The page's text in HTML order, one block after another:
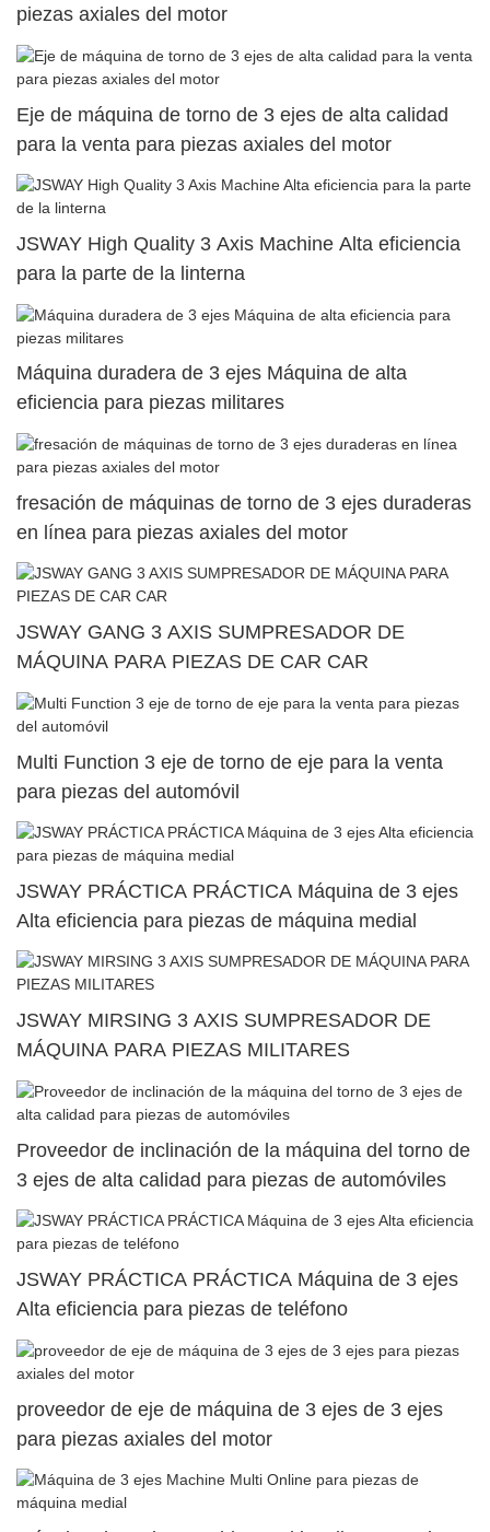
piezas axiales del motor
Eje de máquina de torno de 3 ejes de alta calidad
para la venta para piezas axiales del motor
JSWAY High Quality 3 Axis Machine Alta eficiencia
para la parte de la linterna
Máquina duradera de 3 ejes Máquina de alta
eficiencia para piezas militares
fresación de máquinas de torno de 3 ejes duraderas
en línea para piezas axiales del motor
JSWAY GANG 3 AXIS SUMPRESADOR DE
MÁQUINA PARA PIEZAS DE CAR CAR
Multi Function 3 eje de torno de eje para la venta
para piezas del automóvil
JSWAY PRÁCTICA PRÁCTICA Máquina de 3 ejes
Alta eficiencia para piezas de máquina medial
JSWAY MIRSING 3 AXIS SUMPRESADOR DE
MÁQUINA PARA PIEZAS MILITARES
Proveedor de inclinación de la máquina del torno de
3 ejes de alta calidad para piezas de automóviles
JSWAY PRÁCTICA PRÁCTICA Máquina de 3 ejes
Alta eficiencia para piezas de teléfono
proveedor de eje de máquina de 3 ejes de 3 ejes
para piezas axiales del motor